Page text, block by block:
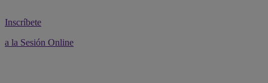
Inscríbete
a la Sesión Online